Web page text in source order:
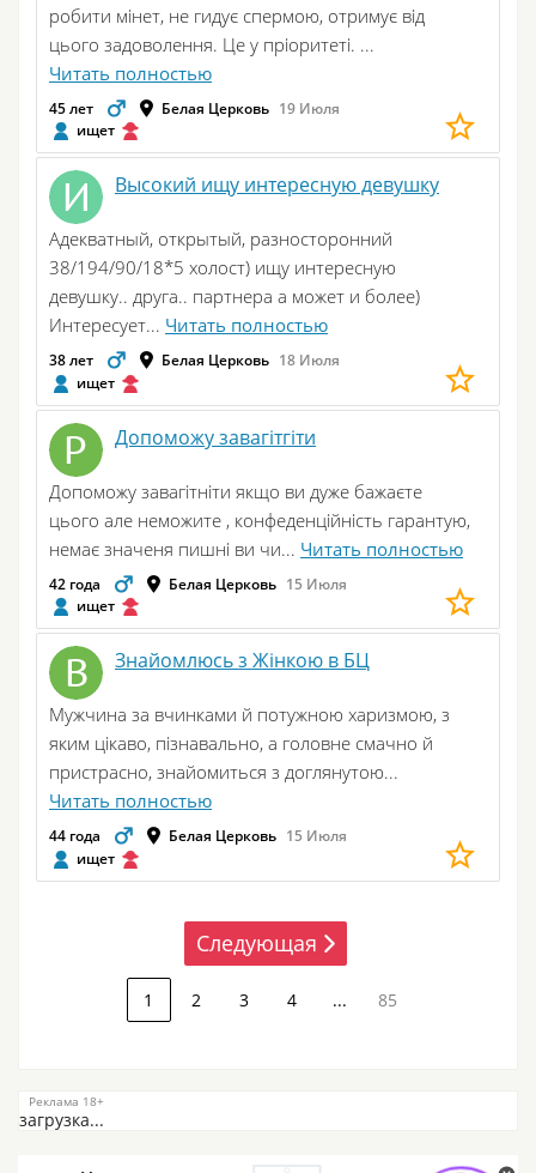
робити мінет, не гидує спермою, отримує від
цього задоволення. Це у пріоритеті. ...
Читать полностью
45 лет Белая Церковь 19 Июля
ищет
Высокий ищу интересную девушку
Адекватный, открытый, разносторонний
38/194/90/18*5 холост) ищу интересную
девушку.. друга.. партнера а может и более)
Интересует... Читать полностью
38 лет Белая Церковь 18 Июля
ищет
Допоможу завагітгіти
Допоможу завагітніти якщо ви дуже бажаєте
цього але неможите , конфеденційність гарантую,
немає значеня пишні ви чи... Читать полностью
42 года Белая Церковь 15 Июля
ищет
Знайомлюсь з Жінкою в БЦ
Мужчина за вчинками й потужною харизмою, з
яким цікаво, пізнавально, а головне смачно й
пристрасно, знайомиться з доглянутою...
Читать полностью
44 года Белая Церковь 15 Июля
ищет
1 2 3 4 ... 85
Следующая
загрузка...